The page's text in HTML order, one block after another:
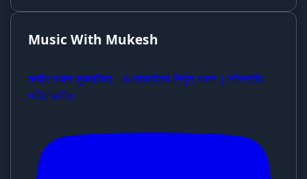
Music With Mukesh
कबीर भजन जुकबॉक्स | 6 लोकप्रिय निर्गुण भजन | नॉनस्टॉप
भक्ति संगीत